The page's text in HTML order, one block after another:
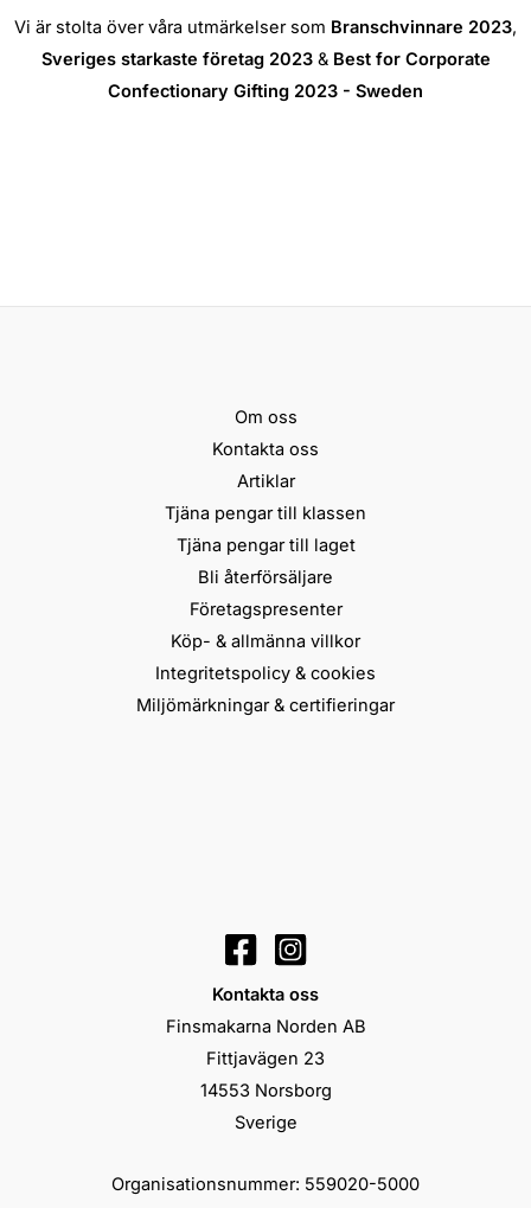
Vi är stolta över våra utmärkelser som Branschvinnare 2023,
Sveriges starkaste företag 2023& Best for Corporate
Confectionary Gifting 2023 - Sweden
Om oss
Kontakta oss
Artiklar
Tjäna pengar till klassen
Tjäna pengar till laget
Bli återförsäljare
Företagspresenter
Köp- & allmänna villkor
Integritetspolicy & cookies
Miljömärkningar & certifieringar
Kontakta oss
Finsmakarna Norden AB
Fittjavägen 23
14553 Norsborg
Sverige
Organisationsnummer: 559020-5000